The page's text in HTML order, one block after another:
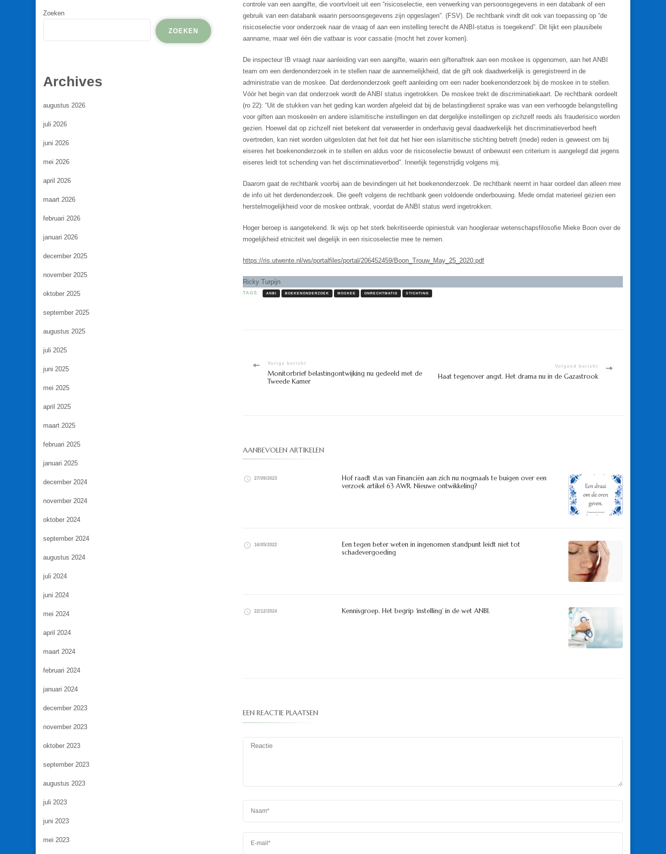
controle van een aangifte, die voortvloeit uit een “risicoselectie, een verwerking van persoonsgegevens in een databank of een
gebruik van een databank waarin persoonsgegevens zijn opgeslagen”. (FSV). De rechtbank vindt dit ook van toepassing op “de
risicoselectie voor onderzoek naar de vraag of aan een instelling terecht de ANBI-status is toegekend”. Dit lijkt een plausibele
aanname, maar wel één die vatbaar is voor cassatie (mocht het zover komen).
De inspecteur IB vraagt naar aanleiding van een aangifte, waarin een giftenaftrek aan een moskee is opgenomen, aan het ANBI
team om een derdenonderzoek in te stellen naar de aannemelijkheid, dat de gift ook daadwerkelijk is geregistreerd in de
administratie van de moskee. Dat derdenonderzoek geeft aanleiding om een nader boekenonderzoek bij de moskee in te stellen.
Vóór het begin van dat onderzoek wordt de ANBI status ingetrokken. De moskee trekt de discriminatiekaart. De rechtbank oordeelt
(ro 22): “Uit de stukken van het geding kan worden afgeleid dat bij de belastingdienst sprake was van een verhoogde belangstelling
voor giften aan moskeeën en andere islamitische instellingen en dat dergelijke instellingen op zichzelf reeds als frauderisico worden
gezien. Hoewel dat op zichzelf niet betekent dat verweerder in onderhavig geval daadwerkelijk het discriminatieverbod heeft
overtreden, kan niet worden uitgesloten dat het feit dat het hier een islamitische stichting betreft (mede) reden is geweest om bij
eiseres het boekenonderzoek in te stellen en aldus voor de risicoselectie bewust of onbewust een criterium is aangelegd dat jegens
eiseres leidt tot schending van het discriminatieverbod”. Innerlijk tegenstrijdig volgens mij.
Daarom gaat de rechtbank voorbij aan de bevindingen uit het boekenonderzoek. De rechtbank neemt in haar oordeel dan alleen mee
de info uit het derdenonderzoek. Die geeft volgens de rechtbank geen voldoende onderbouwing. Mede omdat materieel gezien een
herstelmogelijkheid voor de moskee ontbrak, voordat de ANBI status werd ingetrokken.
Hoger beroep is aangetekend. Ik wijs op het sterk bekritiseerde opiniestuk van hoogleraar wetenschapsfilosofie Mieke Boon over de
mogelijkheid etniciteit wel degelijk in een risicoselectie mee te nemen.
https://ris.utwente.nl/ws/portalfiles/portal/206452459/Boon_Trouw_May_25_2020.pdf
Ricky Turpijn
TAGS: ANBI BOEKENONDERZOEK MOSKEE ONRECHTMATIG STICHTING
Bericht
navigatie
Vorige bericht
Monitorbrief belastingontwijking nu gedeeld met de
Tweede Kamer
Volgend bericht
Haat tegenover angst. Het drama nu in de Gazastrook
AANBEVOLEN ARTIKELEN
27/09/2023
Hof raadt stas van Financiën aan zich nu nogmaals te buigen over een
verzoek artikel 63 AWR. Nieuwe ontwikkeling?
16/05/2022
Een tegen beter weten in ingenomen standpunt leidt niet tot
schadevergoeding
22/12/2024 Kennisgroep. Het begrip ‘instelling’ in de wet ANBI.
EEN REACTIE PLAATSEN
Zoeken
ZOEKEN
Archives
augustus 2026
juli 2026
juni 2026
mei 2026
april 2026
maart 2026
februari 2026
januari 2026
december 2025
november 2025
oktober 2025
september 2025
augustus 2025
juli 2025
juni 2025
mei 2025
april 2025
maart 2025
februari 2025
januari 2025
december 2024
november 2024
oktober 2024
september 2024
augustus 2024
juli 2024
juni 2024
mei 2024
april 2024
maart 2024
februari 2024
januari 2024
december 2023
november 2023
oktober 2023
september 2023
augustus 2023
juli 2023
juni 2023
mei 2023